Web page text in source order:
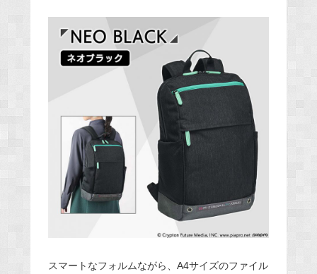
スマートなフォルムながら、A4サイズのファイル